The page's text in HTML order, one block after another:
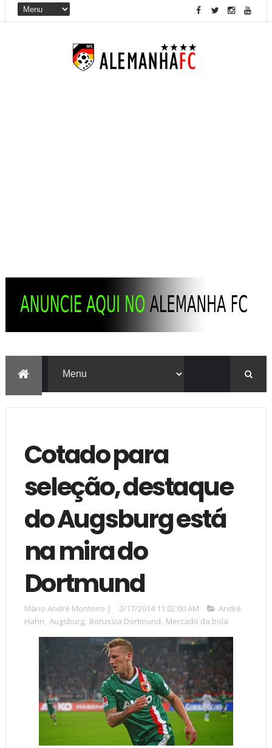
Cotado para
seleção, destaque
do Augsburg está
na mira do
Dortmund
Mário André Monteiro | 2/17/2014 11:02:00 AM
André
Hahn, Augsburg, Borussia Dortmund, Mercado da bola